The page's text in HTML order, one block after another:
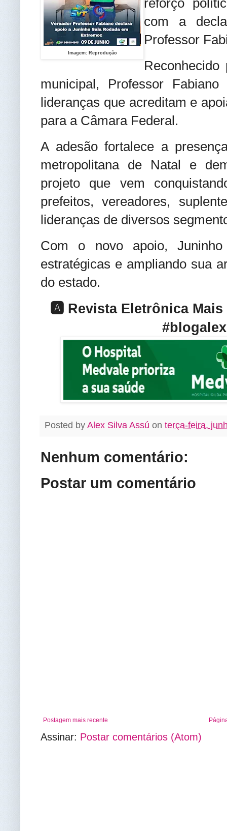
Imagem: Reprodução
com a
Professor
municipal, Professor
lideranças que acreditam e
para a Câmara Federal.
A adesão fortalece a
metropolitana de Natal e
projeto que vem
prefeitos, vereadores,
lideranças de diversos
Com o novo apoio, Juninho
estratégicas e ampliando sua
do estado.
🅰️ Revista Eletrônica
Posted by Alex Silva Assú on terça-feira,
Nenhum comentário:
Postar um comentário
Postagem mais recente
Assinar: Postar comentários (Atom)